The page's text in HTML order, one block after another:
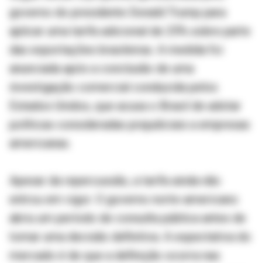
governo do presidente Donald Trump para
aplicar uma tarifa adicional de 25% sobre parte
das exportações brasileiras. A medida foi
anunciada após a conclusão de uma
investigação comercial conduzida pelos
Estados Unidos, que acusa o Brasil de adotar
políticas consideradas prejudiciais a empresas
americanas.
Apesar da repercussão, a tarifa ainda não
entrou em vigor. O governo norte-americano
abriu um período de consulta pública antes de
tomar uma decisão definitiva. A expectativa do
mercado é de que a definição ocorra nas